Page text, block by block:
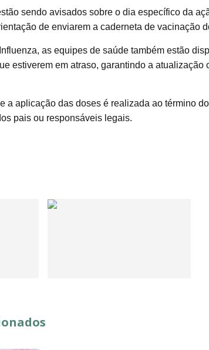
sendo avisados sobre o dia específico da
de enviarem a caderneta de vacinação
as equipes de saúde também estão
estiverem em atraso, garantindo a atualização
a aplicação das doses é realizada ao término
pais ou responsáveis legais.